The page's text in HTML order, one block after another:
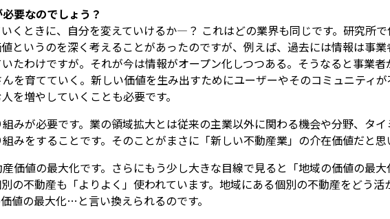
要なのでしょう？
くときに、自分を変えていけるか―？ これはどの業界も同じです。研究所
というのを深く考えることがあったのですが、例えば、過去には情報は事
たわけですが。それが今は情報がオープン化しつつある。そうなると事業
を育てていく。新しい価値を生み出すためにユーザーやそのコミュニティ
を増やしていくことも必要です。
みが必要です。業の領域拡大とは従来の主業以外に関わる機会や分野、タ
みをすることです。そのことがまさに「新しい不動産業」の介在価値だと思
価値の最大化です。さらにもう少し大きな目線で見ると「地域の価値の最
の不動産も「よりよく」使われています。地域にある個別の不動産をどう
値の最大化…と言い換えられるのです。